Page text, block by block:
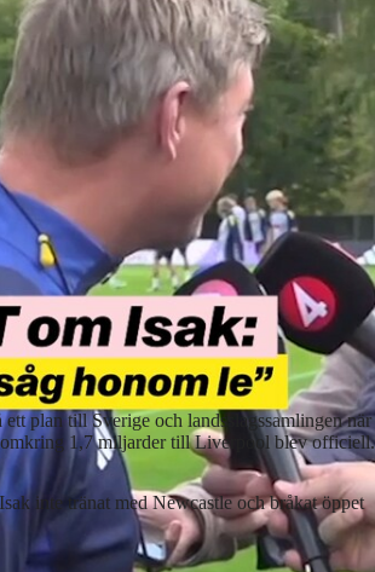
ett plan till Sverige och landsslagssamlingen när
omkring 1,7 miljarder till Liverpool blev officiell.
inte tränat med Newcastle och bråkat öppet